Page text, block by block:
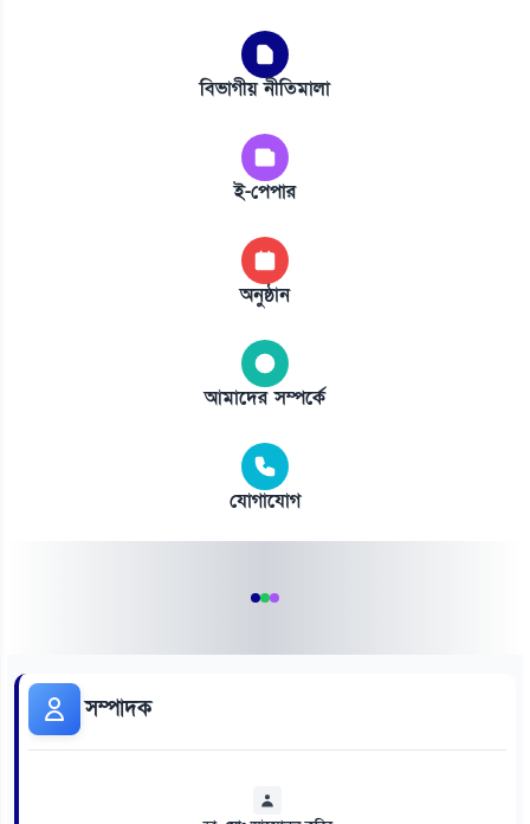
বিভাগীয় নীতিমালা
ই-পেপার
অনুষ্ঠান
আমাদের সম্পর্কে
যোগাযোগ
সম্পাদক